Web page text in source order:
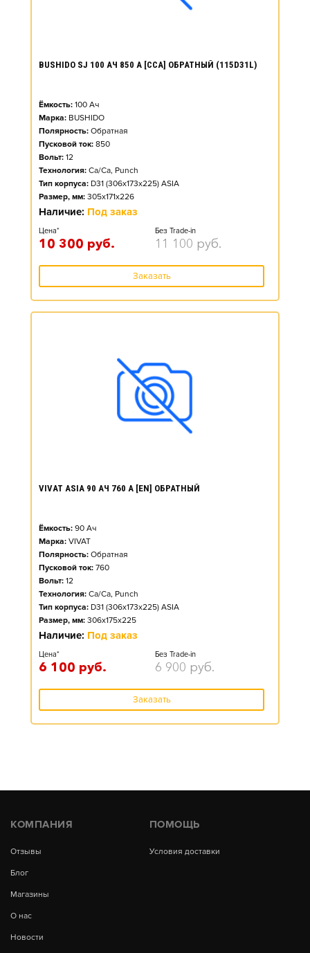
BUSHIDO SJ 100 АЧ 850 А [CCA] ОБРАТНЫЙ (115D31L)
Ёмкость: 100 Ач
Марка: BUSHIDO
Полярность: Обратная
Пусковой ток: 850
Вольт: 12
Технология: Ca/Ca, Punch
Тип корпуса: D31 (306x173x225) ASIA
Размер, мм: 305x171x226
Наличие: Под заказ
Цена*
10 300 руб.
Без Trade-in
11 100 руб.
Заказать
VIVAT ASIA 90 АЧ 760 А [EN] ОБРАТНЫЙ
Ёмкость: 90 Ач
Марка: VIVAT
Полярность: Обратная
Пусковой ток: 760
Вольт: 12
Технология: Ca/Ca, Punch
Тип корпуса: D31 (306x173x225) ASIA
Размер, мм: 306x175x225
Наличие: Под заказ
Цена*
6 100 руб.
Без Trade-in
6 900 руб.
Заказать
КОМПАНИЯ
Отзывы
Блог
Магазины
О нас
Новости
ПОМОЩЬ
Условия доставки